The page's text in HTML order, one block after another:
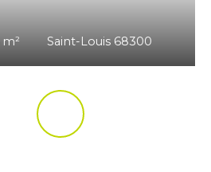
m² Saint-Louis 68300